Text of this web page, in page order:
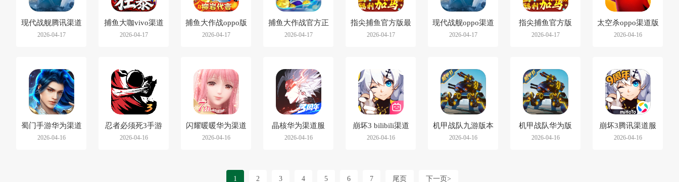
现代战舰腾讯渠道
服
2026-04-17
捕鱼大咖vivo渠道
版
2026-04-17
捕鱼大作战oppo版
本
2026-04-17
捕鱼大作战官方正
版
2026-04-17
指尖捕鱼官方版最
新版
2026-04-17
现代战舰oppo渠道
服
2026-04-17
指尖捕鱼官方版
2026-04-17
太空杀oppo渠道版
2026-04-16
蜀门手游华为渠道
版
2026-04-16
忍者必须死3手游
vivo渠道版
2026-04-16
闪耀暖暖华为渠道
服
2026-04-16
晶核华为渠道服
2026-04-16
崩坏3 bilibili渠道
服
2026-04-16
机甲战队九游版本
2026-04-16
机甲战队华为版
2026-04-16
崩坏3腾讯渠道服
2026-04-16
1 2 3 4 5 6 7 尾页 下一页>